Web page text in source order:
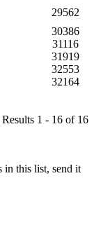
29562
30386
31116
31919
32553
32164
Results 1 - 16 of 16
in this list, send it